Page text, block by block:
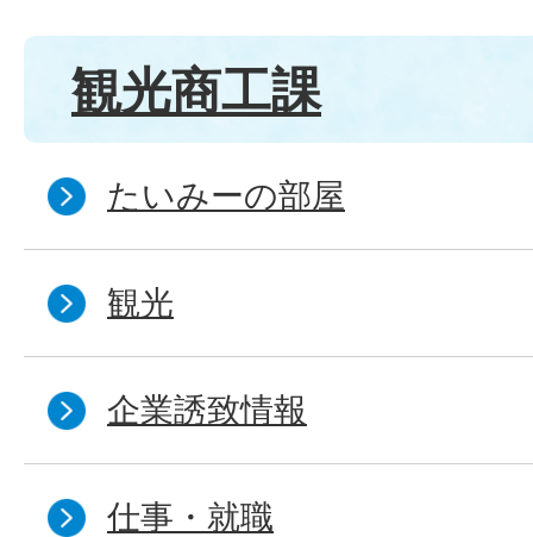
観光商工課
たいみーの部屋
観光
企業誘致情報
仕事・就職